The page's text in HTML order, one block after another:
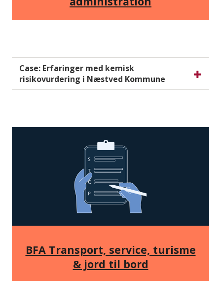
Case: Erfaringer med kemisk
risikovurdering i Næstved Kommune
BFA Transport, service, turisme
& jord til bord